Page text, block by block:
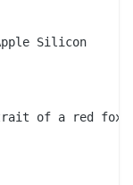
Silicon
of a red fox